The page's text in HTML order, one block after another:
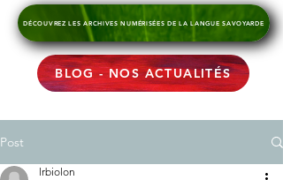
DÉCOUVREZ LES ARCHIVES NUMÉRISÉES DE LA LANGUE SAVOYARDE
BLOG - NOS ACTUALITÉS
Post
lrbiolon